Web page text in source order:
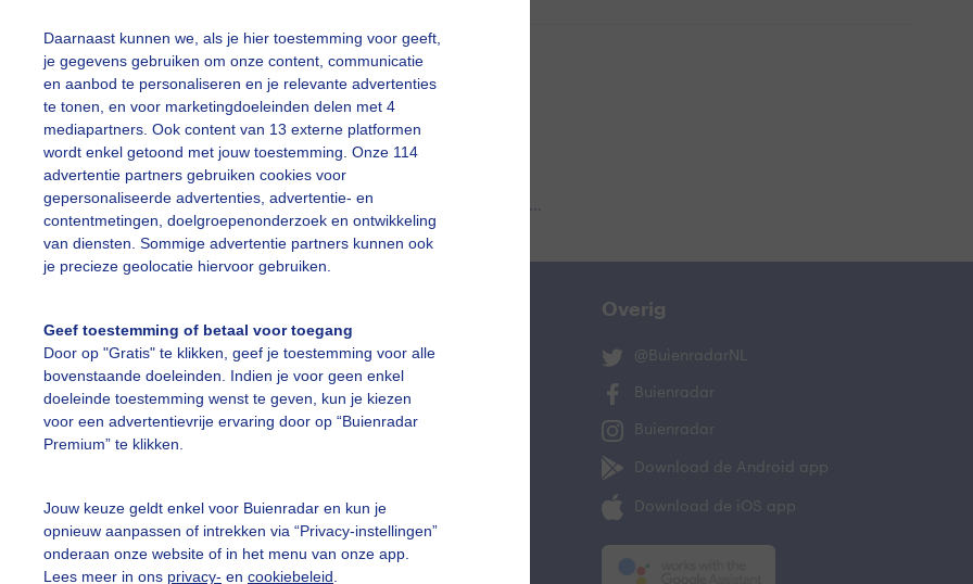
Daarnaast kunnen we, als je hier toestemming voor geeft,
je gegevens gebruiken om onze content, communicatie
en aanbod te personaliseren en je relevante advertenties
te tonen, en voor marketingdoeleinden delen met 4
mediapartners. Ook content van 13 externe platformen
wordt enkel getoond met jouw toestemming. Onze 114
advertentie partners gebruiken cookies voor
gepersonaliseerde advertenties, advertentie- en
contentmetingen, doelgroepenonderzoek en ontwikkeling
van diensten. Sommige advertentie partners kunnen ook
je precieze geolocatie hiervoor gebruiken.
Geef toestemming of betaal voor toegang
Door op "Gratis" te klikken, geef je toestemming voor alle
bovenstaande doeleinden. Indien je voor geen enkel
doeleinde toestemming wenst te geven, kun je kiezen
voor een advertentievrije ervaring door op “Buienradar
Premium” te klikken.
Jouw keuze geldt enkel voor Buienradar en kun je
opnieuw aanpassen of intrekken via “Privacy-instellingen”
onderaan onze website of in het menu van onze app.
Lees meer in ons privacy- en cookiebeleid
slideshow
Een moment geduld aub...
vragen
Team
De Bilt
Overig
@BuienradarNL
Buienradar
Buienradar
Download de Android app
Download de iOS app